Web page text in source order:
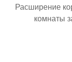
Расширение
комнаты